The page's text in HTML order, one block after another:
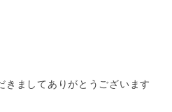
きましてありがとうございます